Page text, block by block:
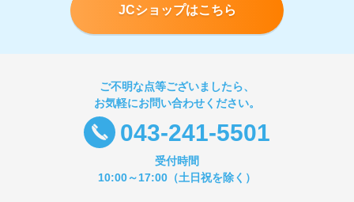
JCショップはこちら
ご不明な点等ございましたら、
お気軽にお問い合わせください。
043-241-5501
受付時間
10:00～17:00（土日祝を除く）